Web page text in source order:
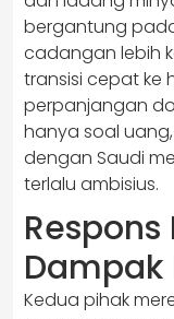
bergantung
cadangan lebih
transisi cepat ke
perpanjangan
hanya soal
dengan Saudi
terlalu ambisius.
Dampak
Kedua pihak